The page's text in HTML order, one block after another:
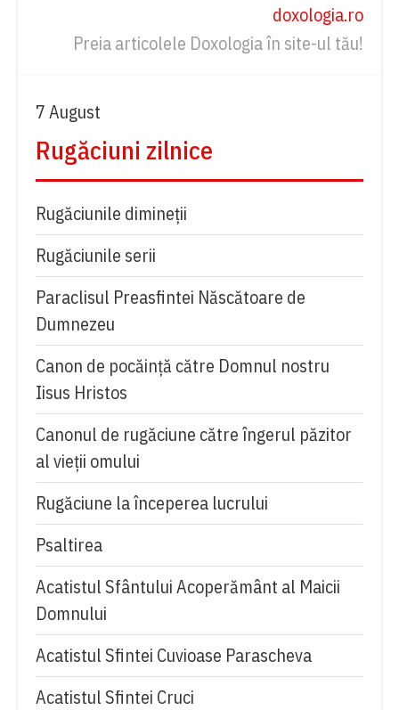
doxologia.ro
Preia articolele Doxologia în site-ul tău!
7 August
Rugăciuni zilnice
Rugăciunile dimineții
Rugăciunile serii
Paraclisul Preasfintei Născătoare de
Dumnezeu
Canon de pocăință către Domnul nostru
Iisus Hristos
Canonul de rugăciune către îngerul păzitor
al vieții omului
Rugăciune la începerea lucrului
Psaltirea
Acatistul Sfântului Acoperământ al Maicii
Domnului
Acatistul Sfintei Cuvioase Parascheva
Acatistul Sfintei Cruci